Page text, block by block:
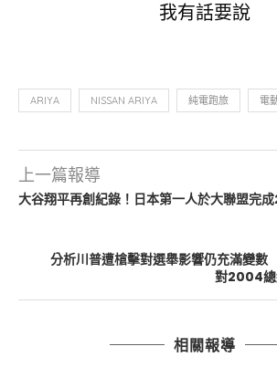
我有話要說
ARIYA NISSAN ARIYA 純電跑旅 電
上一篇報導
大谷翔平再創紀錄！日本第一人於大聯盟完
分析川普遭槍擊對選舉影響仍充滿變
對2004總
相關報導